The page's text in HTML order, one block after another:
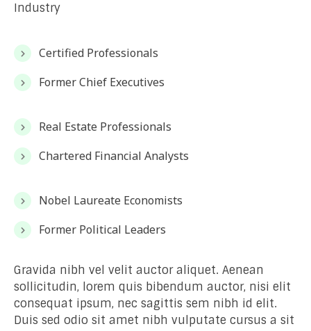
Industry
Certified Professionals
Former Chief Executives
Real Estate Professionals
Chartered Financial Analysts
Nobel Laureate Economists
Former Political Leaders
Gravida nibh vel velit auctor aliquet. Aenean
sollicitudin, lorem quis bibendum auctor, nisi elit
consequat ipsum, nec sagittis sem nibh id elit.
Duis sed odio sit amet nibh vulputate cursus a sit